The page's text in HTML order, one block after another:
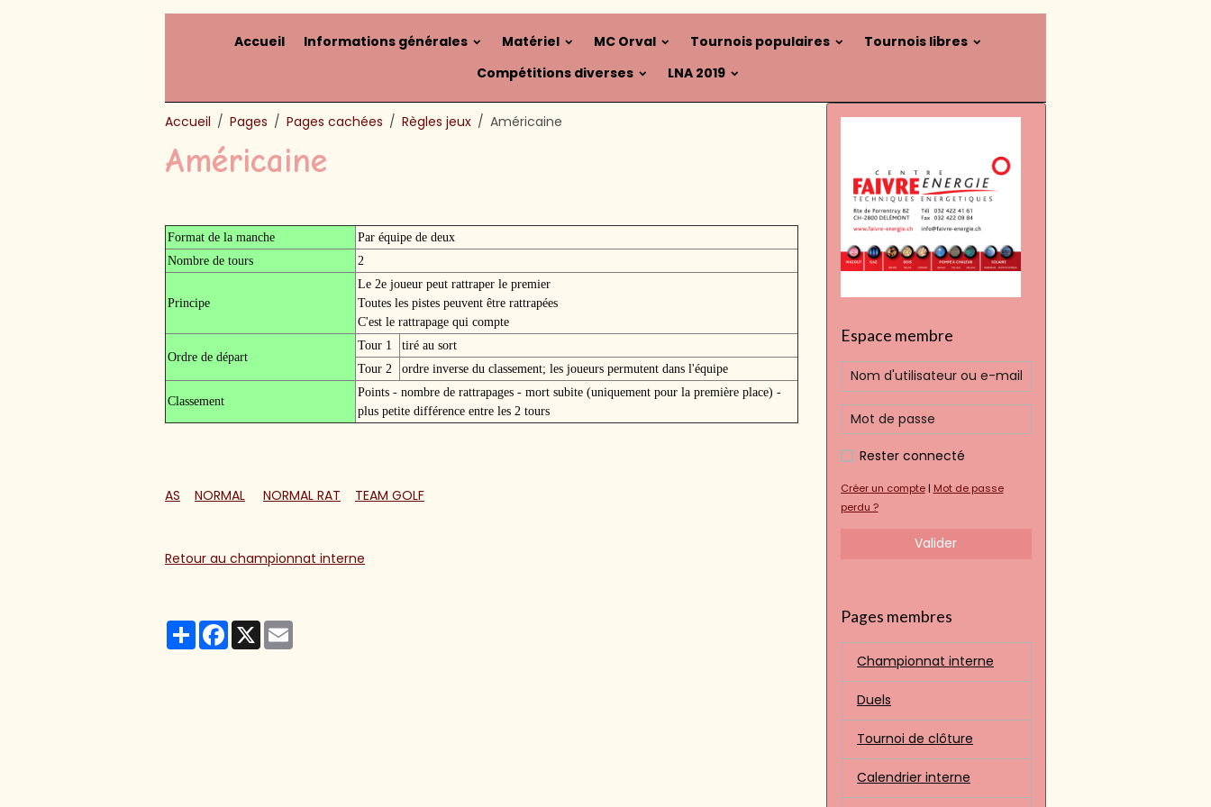
Accueil Informations générales Matériel MC Orval Tournois populaires
Tournois libres
Compétitions diverses
LNA 2019
Accueil Pages Pages cachées Règles jeux Américaine
Américaine
Format de la manche
Par équipe de deux
Nombre de tours
2
Principe
Le 2e joueur peut rattraper le premier
Toutes les pistes peuvent être rattrapées
C'est le rattrapage qui compte
Ordre de départ
Tour 1
tiré au sort
Tour 2
ordre inverse du classement; les joueurs permutent dans l'équipe
Classement
Points - nombre de rattrapages - mort subite (uniquement pour la première place) -
plus petite différence entre les 2 tours
AS NORMAL NORMAL RAT TEAM GOLF
Retour au championnat interne
PartagerFacebook
X
Espace membre
Rester connecté
Créer un compte| Mot de passe
perdu ?
Valider
Pages membres
Championnat interne
Duels
Tournoi de clôture
Calendrier interne